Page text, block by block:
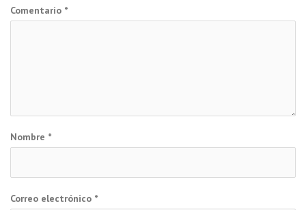
Comentario *
Nombre *
Correo electrónico *